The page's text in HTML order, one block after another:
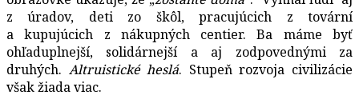
z úradov, deti zo škôl, pracujúcich z tovární
a kupujúcich z nákupných centier. Ba máme byť
ohľaduplnejší, solidárnejší a aj zodpovednými za
druhých. Altruistické heslá. Stupeň rozvoja civilizácie
však žiada viac.